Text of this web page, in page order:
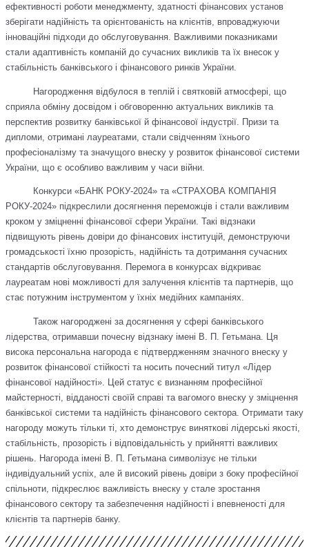
ефективності роботи менеджменту, здатності фінансових установ
зберігати надійність та орієнтованість на клієнтів, впроваджуючи
інноваційні підходи до обслуговування. Важливими показниками
стали адаптивність компаній до сучасних викликів та їх внесок у
стабільність банківського і фінансового ринків України.
Нагородження відбулося в теплій і святковій атмосфері, що
сприяла обміну досвідом і обговоренню актуальних викликів та
перспектив розвитку банківської й фінансової індустрії. Призи та
дипломи, отримані лауреатами, стали свідченням їхнього
професіоналізму та значущого внеску у розвиток фінансової системи
України, що є особливо важливим у часи війни.
Конкурси «БАНК РОКУ-2024» та «СТРАХОВА КОМПАНІЯ
РОКУ-2024» підкреслили досягнення переможців і стали важливим
кроком у зміцненні фінансової сфери України. Такі відзнаки
підвищують рівень довіри до фінансових інституцій, демонструючи
громадськості їхню прозорість, надійність та дотримання сучасних
стандартів обслуговування. Перемога в конкурсах відкриває
лауреатам нові можливості для залучення клієнтів та партнерів, що
стає потужним інструментом у їхніх медійних кампаніях.
Також нагороджені за досягнення у сфері банківського
лідерства, отримавши почесну відзнаку імені В. П. Гетьмана. Ця
висока персональна нагорода є підтвердженням значного внеску у
розвиток фінансової стійкості та носить почесний титул «Лідер
фінансової надійності». Цей статус є визнанням професійної
майстерності, відданості своїй справі та вагомого внеску у зміцнення
банківської системи та надійність фінансового сектора. Отримати таку
нагороду можуть тільки ті, хто демонструє виняткові лідерські якості,
стабільність, прозорість і відповідальність у прийнятті важливих
рішень. Нагорода імені В. П. Гетьмана символізує не тільки
індивідуальний успіх, але й високий рівень довіри з боку професійної
спільноти, підкреслює важливість внеску у стале зростання
фінансового сектору та забезпечення надійності і впевненості для
клієнтів та партнерів банку.